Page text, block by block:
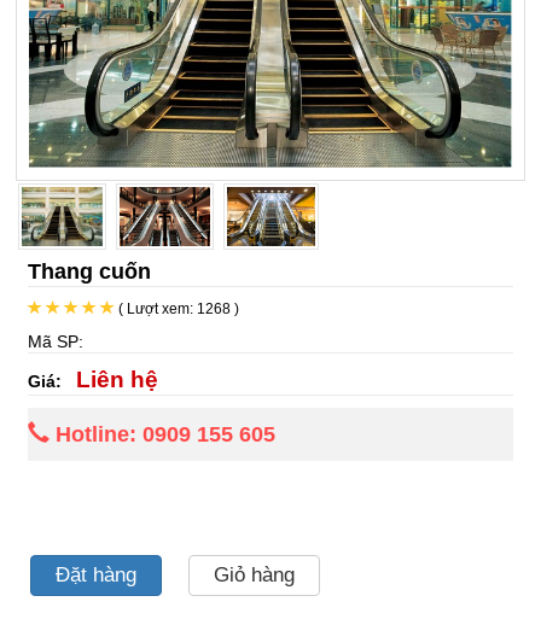
Thang cuốn
( Lượt xem: 1268 )
Mã SP:
Giá: Liên hệ
Hotline: 0909 155 605
Đặt hàng Giỏ hàng